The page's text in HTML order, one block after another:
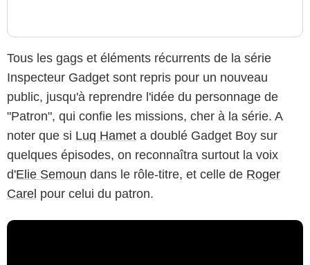
Tous les gags et éléments récurrents de la série
Inspecteur Gadget sont repris pour un nouveau
public, jusqu'à reprendre l'idée du personnage de
"Patron", qui confie les missions, cher à la série. A
noter que si Luq Hamet a doublé Gadget Boy sur
quelques épisodes, on reconnaîtra surtout la voix
d'Elie Semoun dans le rôle-titre, et celle de Roger
Carel pour celui du patron.